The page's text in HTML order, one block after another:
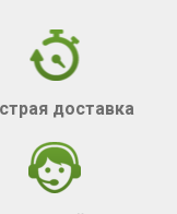
доставка